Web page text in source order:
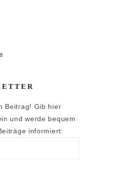
Beitrag! Gib hier
und werde bequem
informiert: